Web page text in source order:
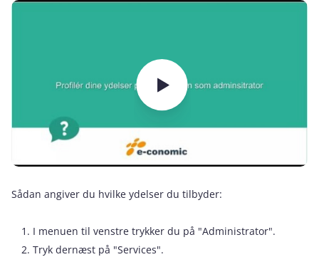
Sådan angiver du hvilke ydelser du tilbyder:
I menuen til venstre trykker du på "Administrator".
Tryk dernæst på "Services".